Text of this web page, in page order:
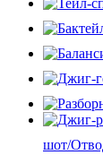
шот/